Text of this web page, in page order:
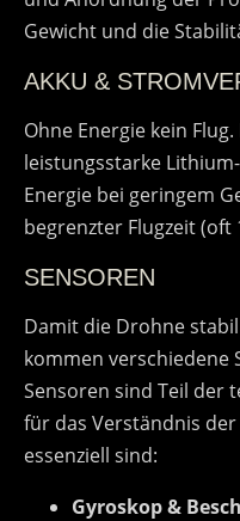
Gewicht und die
AKKU &
Ohne Energie kein
leistungsstarke
Energie bei geringem
begrenzter Flugzeit (oft
SENSOREN
Damit die Drohne
kommen verschiedene
Sensoren sind Teil der
für das Verständnis
essenziell sind:
Gyroskop &